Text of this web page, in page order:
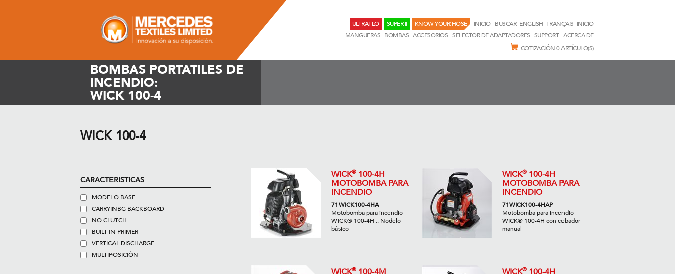
ULTRAFLO SUPER II KNOW YOUR HOSE INICIO BUSCAR ENGLISH FRANÇAIS INICIO
MANGUERAS BOMBAS ACCESORIOS SELECTOR DE ADAPTADORES SUPPORT ACERCA DE
COTIZACIÓN0 ARTÍCULO(S)
BOMBAS PORTATILES DE
INCENDIO:
WICK 100-4
WICK 100-4
CARACTERISTICAS
MODELO BASE
CARRYINBG BACKBOARD
NO CLUTCH
BUILT IN PRIMER
VERTICAL DISCHARGE
MULTIPOSICIÓN
WICK®100-4H
MOTOBOMBA PARA
INCENDIO
71WICK100-4HA
Motobomba para incendio
WICK® 100-4H .. Nodelo
básico
WICK®100-4H
MOTOBOMBA PARA
INCENDIO
71WICK100-4HAP
Motobomba para incendio
WICK® 100-4H con cebador
manual
® ®